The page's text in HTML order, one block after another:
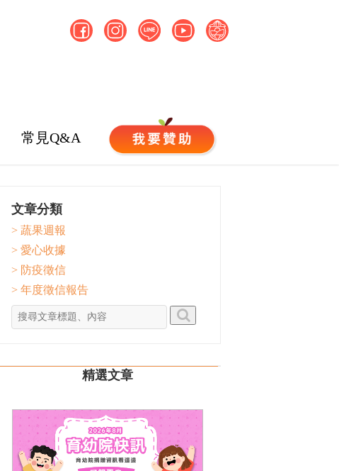
常見Q&A
文章分類
> 蔬果週報
> 愛心收據
> 防疫徵信
> 年度徵信報告
精選文章